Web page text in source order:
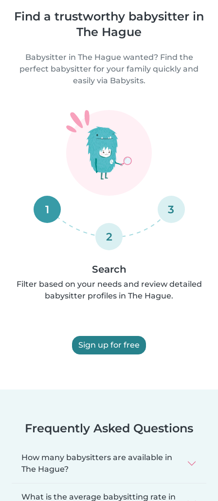
Find a trustworthy babysitter in
The Hague
Babysitter in The Hague wanted? Find the
perfect babysitter for your family quickly and
easily via Babysits.
1
2
3
Search
Filter based on your needs and review detailed
babysitter profiles in The Hague.
Sign up for free
Frequently Asked Questions
How many babysitters are available in
The Hague?
What is the average babysitting rate in